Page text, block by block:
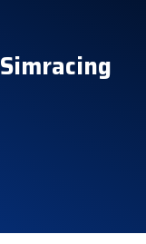
Simracing